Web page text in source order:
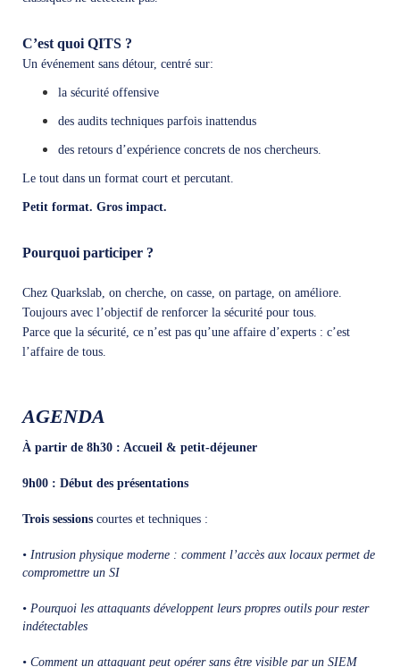
C’est quoi QITS ?
Un événement sans détour, centré sur:
la sécurité offensive
des audits techniques parfois inattendus
des retours d’expérience concrets de nos chercheurs.
Le tout dans un format court et percutant.
Petit format. Gros impact.
Pourquoi participer ?
Chez Quarkslab, on cherche, on casse, on partage, on améliore.
Toujours avec l’objectif de renforcer la sécurité pour tous.
Parce que la sécurité, ce n’est pas qu’une affaire d’experts : c’est
l’affaire de tous.
AGENDA
À partir de 8h30 : Accueil & petit-déjeuner
9h00 : Début des présentations
Trois sessions courtes et techniques :
• Intrusion physique moderne : comment l’accès aux locaux permet de
compromettre un SI
• Pourquoi les attaquants développent leurs propres outils pour rester
indétectables
• Comment un attaquant peut opérer sans être visible par un SIEM